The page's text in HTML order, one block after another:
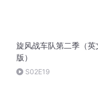
旋风战车队第二季（英
版）
S02E19